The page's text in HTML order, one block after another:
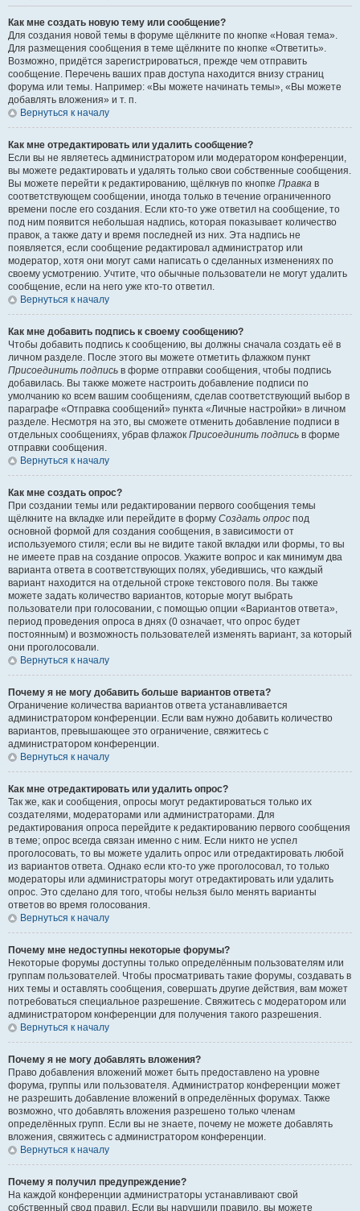
Как мне создать новую тему или сообщение?
Для создания новой темы в форуме щёлкните по кнопке «Новая тема».
Для размещения сообщения в теме щёлкните по кнопке «Ответить».
Возможно, придётся зарегистрироваться, прежде чем отправить
сообщение. Перечень ваших прав доступа находится внизу страниц
форума или темы. Например: «Вы можете начинать темы», «Вы можете
добавлять вложения» и т. п.
Вернуться к началу
Как мне отредактировать или удалить сообщение?
Если вы не являетесь администратором или модератором конференции,
вы можете редактировать и удалять только свои собственные сообщения.
Вы можете перейти к редактированию, щёлкнув по кнопке Правка в
соответствующем сообщении, иногда только в течение ограниченного
времени после его создания. Если кто-то уже ответил на сообщение, то
под ним появится небольшая надпись, которая показывает количество
правок, а также дату и время последней из них. Эта надпись не
появляется, если сообщение редактировал администратор или
модератор, хотя они могут сами написать о сделанных изменениях по
своему усмотрению. Учтите, что обычные пользователи не могут удалить
сообщение, если на него уже кто-то ответил.
Вернуться к началу
Как мне добавить подпись к своему сообщению?
Чтобы добавить подпись к сообщению, вы должны сначала создать её в
личном разделе. После этого вы можете отметить флажком пункт
Присоединить подпись в форме отправки сообщения, чтобы подпись
добавилась. Вы также можете настроить добавление подписи по
умолчанию ко всем вашим сообщениям, сделав соответствующий выбор в
параграфе «Отправка сообщений» пункта «Личные настройки» в личном
разделе. Несмотря на это, вы сможете отменить добавление подписи в
отдельных сообщениях, убрав флажок Присоединить подпись в форме
отправки сообщения.
Вернуться к началу
Как мне создать опрос?
При создании темы или редактировании первого сообщения темы
щёлкните на вкладке или перейдите в форму Создать опрос под
основной формой для создания сообщения, в зависимости от
используемого стиля; если вы не видите такой вкладки или формы, то вы
не имеете прав на создание опросов. Укажите вопрос и как минимум два
варианта ответа в соответствующих полях, убедившись, что каждый
вариант находится на отдельной строке текстового поля. Вы также
можете задать количество вариантов, которые могут выбрать
пользователи при голосовании, с помощью опции «Вариантов ответа»,
период проведения опроса в днях (0 означает, что опрос будет
постоянным) и возможность пользователей изменять вариант, за который
они проголосовали.
Вернуться к началу
Почему я не могу добавить больше вариантов ответа?
Ограничение количества вариантов ответа устанавливается
администратором конференции. Если вам нужно добавить количество
вариантов, превышающее это ограничение, свяжитесь с
администратором конференции.
Вернуться к началу
Как мне отредактировать или удалить опрос?
Так же, как и сообщения, опросы могут редактироваться только их
создателями, модераторами или администраторами. Для
редактирования опроса перейдите к редактированию первого сообщения
в теме; опрос всегда связан именно с ним. Если никто не успел
проголосовать, то вы можете удалить опрос или отредактировать любой
из вариантов ответа. Однако если кто-то уже проголосовал, то только
модераторы или администраторы могут отредактировать или удалить
опрос. Это сделано для того, чтобы нельзя было менять варианты
ответов во время голосования.
Вернуться к началу
Почему мне недоступны некоторые форумы?
Некоторые форумы доступны только определённым пользователям или
группам пользователей. Чтобы просматривать такие форумы, создавать в
них темы и оставлять сообщения, совершать другие действия, вам может
потребоваться специальное разрешение. Свяжитесь с модератором или
администратором конференции для получения такого разрешения.
Вернуться к началу
Почему я не могу добавлять вложения?
Право добавления вложений может быть предоставлено на уровне
форума, группы или пользователя. Администратор конференции может
не разрешить добавление вложений в определённых форумах. Также
возможно, что добавлять вложения разрешено только членам
определённых групп. Если вы не знаете, почему не можете добавлять
вложения, свяжитесь с администратором конференции.
Вернуться к началу
Почему я получил предупреждение?
На каждой конференции администраторы устанавливают свой
собственный свод правил. Если вы нарушили правило, вы можете